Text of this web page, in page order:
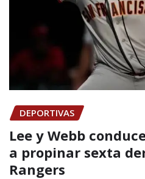
DEPORTIVAS
Lee y Webb
a propinar sexta
Rangers